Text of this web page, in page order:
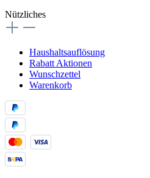
Nützliches
Haushaltsauflösung
Rabatt Aktionen
Wunschzettel
Warenkorb